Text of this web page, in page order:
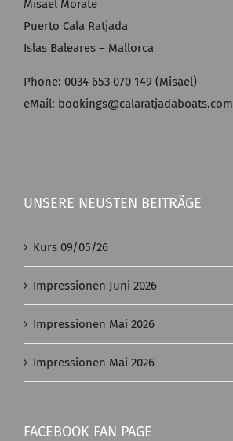
Misael Morate
Puerto Cala Ratjada
Islas Baleares – Mallorca
Phone: 0034 653 070 149 (Misael)
eMail: bookings@calaratjadaboats.com
UNSERE NEUSTEN BEITRÄGE
Kurs 09/05/26
Impressionen Juni 2026
Impressionen Mai 2026
Impressionen Mai 2026
FACEBOOK FAN PAGE